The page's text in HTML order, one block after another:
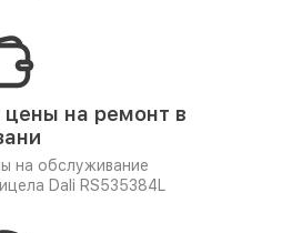
на ремонт в
на обслуживание
Dali RS535384L